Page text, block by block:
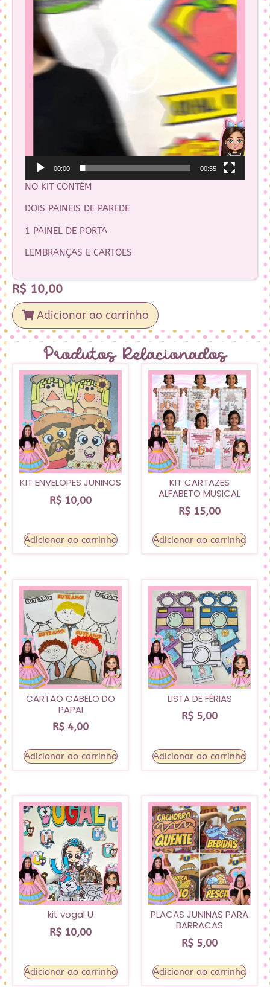
00:00 00:55
NO KIT CONTÉM
DOIS PAINEIS DE PAREDE
1 PAINEL DE PORTA
LEMBRANÇAS E CARTÕES
R$ 10,00
Adicionar ao carrinho
Produtos Relacionados
KIT ENVELOPES JUNINOS
R$ 10,00
Adicionar ao carrinho
KIT CARTAZES
ALFABETO MUSICAL
R$ 15,00
Adicionar ao carrinho
CARTÃO CABELO DO
PAPAI
R$ 4,00
Adicionar ao carrinho
LISTA DE FÉRIAS
R$ 5,00
Adicionar ao carrinho
kit vogal U
R$ 10,00
Adicionar ao carrinho
PLACAS JUNINAS PARA
BARRACAS
R$ 5,00
Adicionar ao carrinho